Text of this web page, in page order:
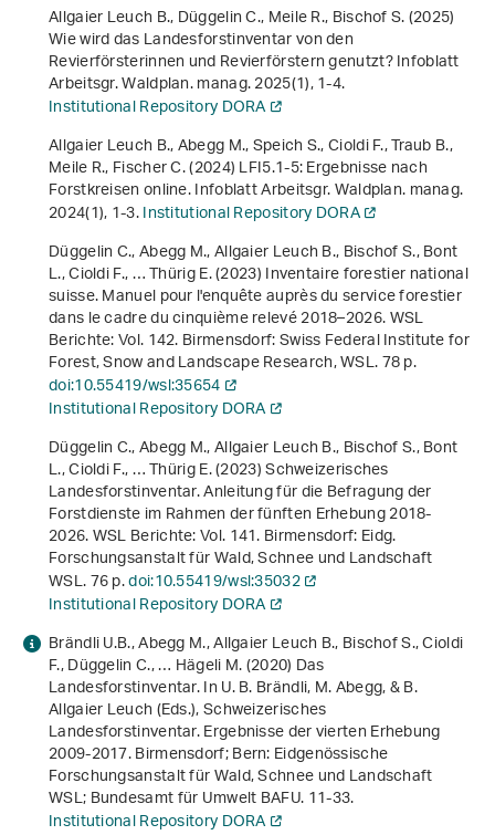
Allgaier Leuch B., Düggelin C., Meile R., Bischof S. (2025)
Wie wird das Landesforstinventar von den
Revierförsterinnen und Revierförstern genutzt? Infoblatt
Arbeitsgr. Waldplan. manag.2025(1), 1-4.
Institutional Repository DORA
Allgaier Leuch B., Abegg M., Speich S., Cioldi F., Traub B.,
Meile R., Fischer C. (2024) LFI5.1-5: Ergebnisse nach
Forstkreisen online. Infoblatt Arbeitsgr. Waldplan. manag.
2024(1), 1-3.Institutional Repository DORA
Düggelin C., Abegg M., Allgaier Leuch B., Bischof S., Bont
L., Cioldi F., … Thürig E. (2023)Inventaire forestier national
suisse. Manuel pour l'enquête auprès du service forestier
dans le cadre du cinquième relevé 2018–2026. WSL
Berichte: Vol. 142. Birmensdorf: Swiss Federal Institute for
Forest, Snow and Landscape Research, WSL. 78 p.
doi:10.55419/wsl:35654
Institutional Repository DORA
Düggelin C., Abegg M., Allgaier Leuch B., Bischof S., Bont
L., Cioldi F., … Thürig E. (2023)Schweizerisches
Landesforstinventar. Anleitung für die Befragung der
Forstdienste im Rahmen der fünften Erhebung 2018-
2026. WSL Berichte: Vol. 141. Birmensdorf: Eidg.
Forschungsanstalt für Wald, Schnee und Landschaft
WSL. 76 p.doi:10.55419/wsl:35032
Institutional Repository DORA
Brändli U.B., Abegg M., Allgaier Leuch B., Bischof S., Cioldi
F., Düggelin C., … Hägeli M. (2020) Das
Landesforstinventar. In U. B. Brändli, M. Abegg, & B.
Allgaier Leuch (Eds.),Schweizerisches
Landesforstinventar. Ergebnisse der vierten Erhebung
2009-2017. Birmensdorf; Bern: Eidgenössische
Forschungsanstalt für Wald, Schnee und Landschaft
WSL; Bundesamt für Umwelt BAFU. 11-33.
Institutional Repository DORA